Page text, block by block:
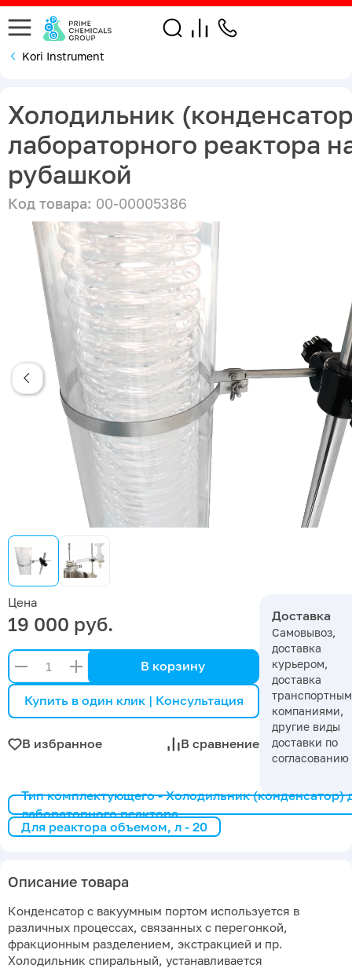
Kori Instrument
Холодильник
лабораторного реактора
рубашкой
Код товара: 00-00005386
Цена
19 000 руб.
В корзину
Купить в один клик | Консультация
В избранное В сравнение
Доставка
Самовывоз,
доставка
курьером,
доставка
компаниями,
другие виды
доставки по
согласованию
Тип комплектующего - Холодильник (конденсатор)
лабораторного реактора
Для реактора объемом, л - 20
Описание товара
Конденсатор с вакуумным портом используется в
различных процессах, связанных с перегонкой,
фракционным разделением, экстракцией и пр.
Холодильник спиральный, устанавливается